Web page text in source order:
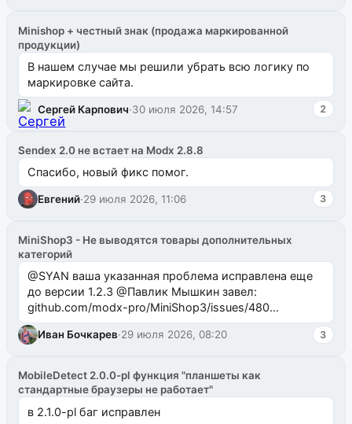
Minishop + честный знак (продажа маркированной
продукции)
В нашем случае мы решили убрать всю логику по
маркировке сайта.
Сергей Карпович·30 июля 2026, 14:57 2
Sendex 2.0 не встает на Modx 2.8.8
Спасибо, новый фикс помог.
Евгений·29 июля 2026, 11:06 3
MiniShop3 - Не выводятся товары дополнительных
категорий
@SYAN ваша указанная проблема исправлена еще
до версии 1.2.3 @Павлик Мышкин завел:
github.com/modx-pro/MiniShop3/issues/480
github.com/modx-pro/MiniShop3/issues/481Исправим
в б...
Иван Бочкарев·29 июля 2026, 08:20 3
MobileDetect 2.0.0-pl функция "планшеты как
стандартные браузеры не работает"
в 2.1.0-pl баг исправлен